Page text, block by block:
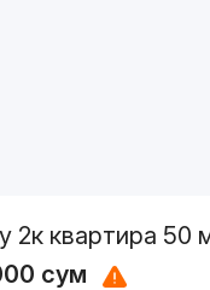
2к квартира 50
сум